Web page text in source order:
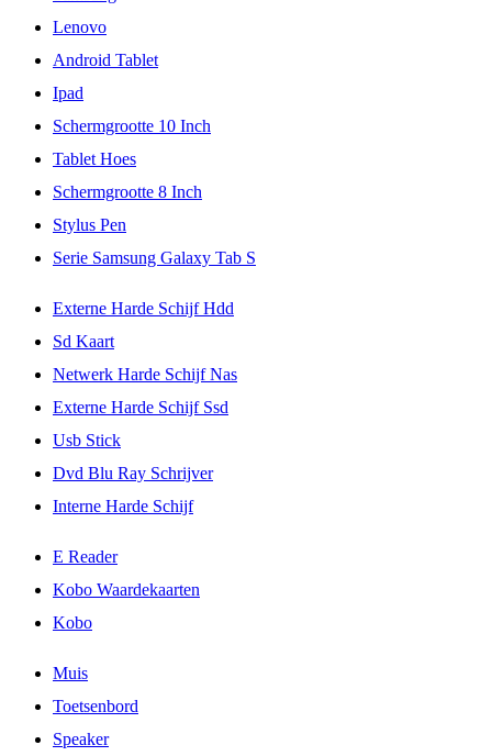
Lenovo
Android Tablet
Ipad
Schermgrootte 10 Inch
Tablet Hoes
Schermgrootte 8 Inch
Stylus Pen
Serie Samsung Galaxy Tab S
Externe Harde Schijf Hdd
Sd Kaart
Netwerk Harde Schijf Nas
Externe Harde Schijf Ssd
Usb Stick
Dvd Blu Ray Schrijver
Interne Harde Schijf
E Reader
Kobo Waardekaarten
Kobo
Muis
Toetsenbord
Speaker